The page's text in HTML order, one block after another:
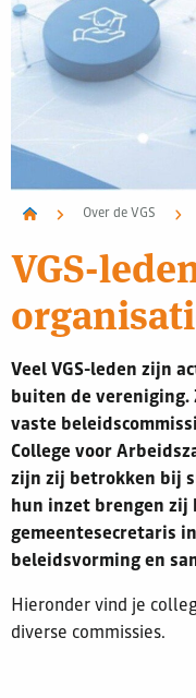
Over de VGS
VGS-
Veel VGS-leden zijn
buiten de vereniging.
vaste
College voor
zijn zij betrokken bij
hun inzet brengen
gemeentesecretaris
beleidsvorming en
Hieronder vind je
diverse commissies.